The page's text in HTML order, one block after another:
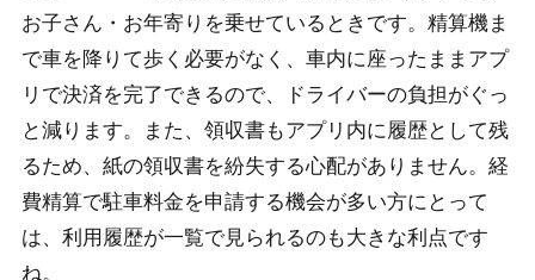
お子さん・お年寄りを乗せているときです。精算機ま
で車を降りて歩く必要がなく、車内に座ったままアプ
リで決済を完了できるので、ドライバーの負担がぐっ
と減ります。また、領収書もアプリ内に履歴として残
るため、紙の領収書を紛失する心配がありません。経
費精算で駐車料金を申請する機会が多い方にとって
は、利用履歴が一覧で見られるのも大きな利点です
ね。